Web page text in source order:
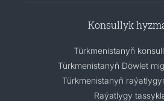
Konsullyk
Türkmenistanyň
Türkmenistanyň Döwlet
Türkmenistanyň
Raýatlygy